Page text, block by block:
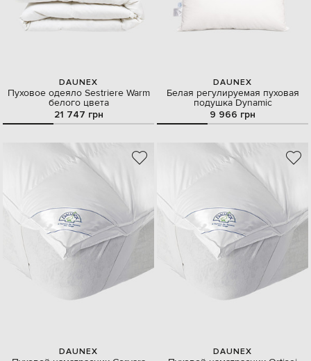
DAUNEX
Пуховое одеяло Sestriere Warm
белого цвета
21 747 грн
DAUNEX
Белая регулируемая пуховая
подушка Dynamic
9 966 грн
DAUNEX DAUNEX